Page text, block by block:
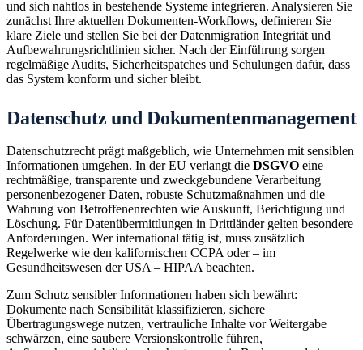
und sich nahtlos in bestehende Systeme integrieren. Analysieren Sie
zunächst Ihre aktuellen Dokumenten-Workflows, definieren Sie
klare Ziele und stellen Sie bei der Datenmigration Integrität und
Aufbewahrungsrichtlinien sicher. Nach der Einführung sorgen
regelmäßige Audits, Sicherheitspatches und Schulungen dafür, dass
das System konform und sicher bleibt.
Datenschutz und Dokumentenmanagement
Datenschutzrecht prägt maßgeblich, wie Unternehmen mit sensiblen
Informationen umgehen. In der EU verlangt die DSGVO eine
rechtmäßige, transparente und zweckgebundene Verarbeitung
personenbezogener Daten, robuste Schutzmaßnahmen und die
Wahrung von Betroffenenrechten wie Auskunft, Berichtigung und
Löschung. Für Datenübermittlungen in Drittländer gelten besondere
Anforderungen. Wer international tätig ist, muss zusätzlich
Regelwerke wie den kalifornischen CCPA oder – im
Gesundheitswesen der USA – HIPAA beachten.
Zum Schutz sensibler Informationen haben sich bewährt:
Dokumente nach Sensibilität klassifizieren, sichere
Übertragungswege nutzen, vertrauliche Inhalte vor Weitergabe
schwärzen, eine saubere Versionskontrolle führen,